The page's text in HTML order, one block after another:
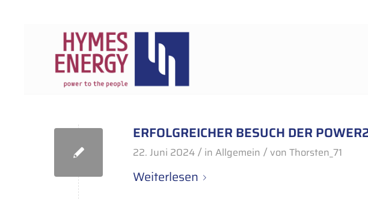
ERFOLGREICHER BESUCH DER
22. Juni 2024 / in Allgemein / von Thorsten_71
Weiterlesen